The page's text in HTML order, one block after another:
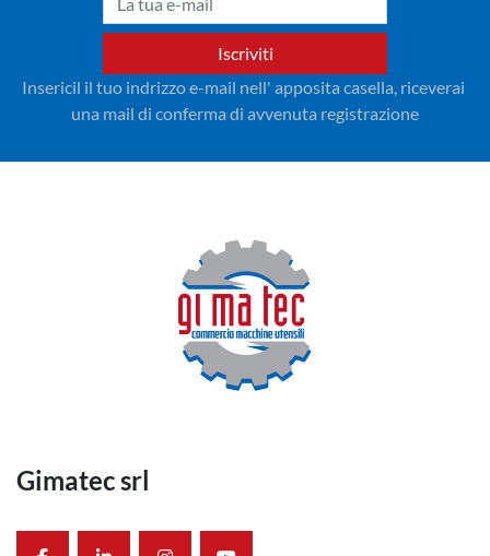
Iscriviti
Insericil il tuo indrizzo e-mail nell' apposita casella, riceverai
una mail di conferma di avvenuta registrazione
Gimatec srl